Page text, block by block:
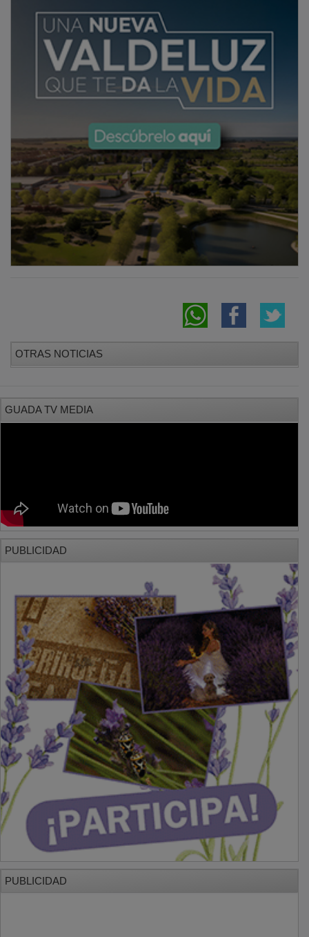
OTRAS NOTICIAS
GUADA TV MEDIA
PUBLICIDAD
PUBLICIDAD